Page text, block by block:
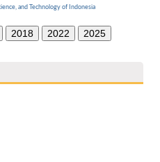
and Technology of Indonesia
2018 2022 2025